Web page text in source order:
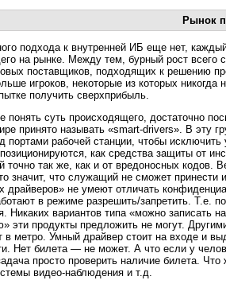
Рынок
подхода к внутренней ИБ еще нет,
на рынке. Между тем, бурный рост всего
поставщиков, подходящих к решению
игроков, некоторые из которых
получить сверхприбыль.
понять суть происходящего, достаточно
принято называть «smart-drivers». В эту
портами рабочей станции, чтобы
как средства защиты от
точно так же, как и от вредоносных кодов.
значит, что служащий не сможет принести
драйверов» не умеют отличать
в режиме разрешить/запретить. Т.е.
Никаких вариантов типа «можно записать
эти продукты предложить не могут.
в метро. Умный драйвер стоит на входе и
Нет билета — не может. А что если у
просто проверить наличие билета.
видео-наблюдения и т.д.